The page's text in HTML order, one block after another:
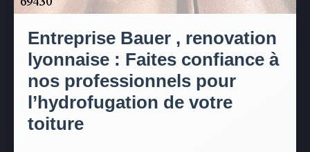
Entreprise Bauer , renovation
lyonnaise : Faites confiance à
nos professionnels pour
l’hydrofugation de votre
toiture